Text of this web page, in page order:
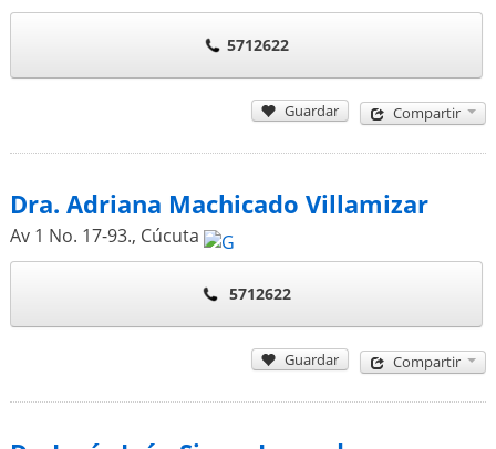
5712622
Guardar Compartir
Dra. Adriana Machicado Villamizar
Av 1 No. 17-93., Cúcuta
5712622
Guardar Compartir